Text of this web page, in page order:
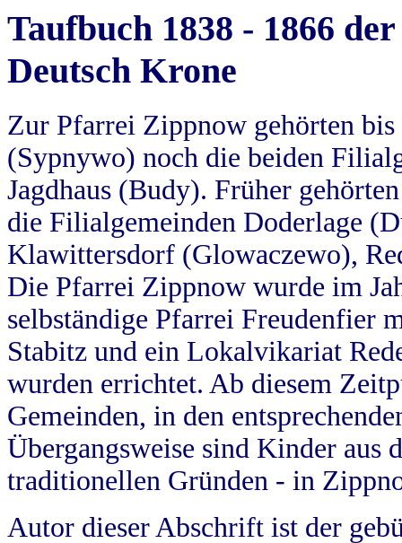
Taufbuch 1838 - 1866
Deutsch Krone
Zur Pfarrei Zippnow gehörten
(Sypnywo) noch die beiden
Jagdhaus (Budy). Früher
die Filialgemeinden Doderlage
Klawittersdorf (Glowaczewo),
Die Pfarrei Zippnow wurde im
selbständige Pfarrei Freudenfier
Stabitz und ein Lokalvikariat
wurden errichtet. Ab diesem
Gemeinden, in den
Übergangsweise sind Kinder aus
traditionellen Gründen - in
Autor dieser Abschrift ist der